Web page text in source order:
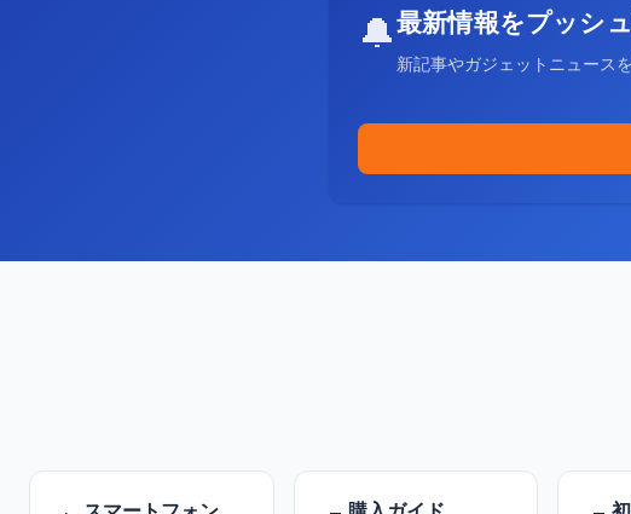
🔔最新情報をプッシ
新記事やガジェットニュース